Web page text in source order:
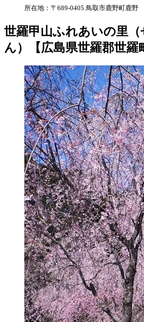
所在地：〒689-0405 鳥取市鹿野町鹿野
世羅甲山ふれあいの里
ん）【広島県世羅郡世羅